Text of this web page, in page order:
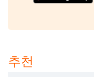
Opacity
추천